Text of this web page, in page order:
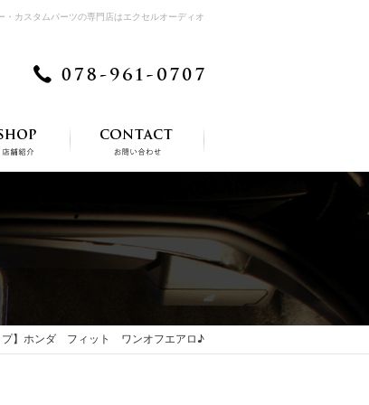
カスタムパーツの専門店はエクセルオーディオ
プ】ホンダ フィット ワンオフエアロ♪